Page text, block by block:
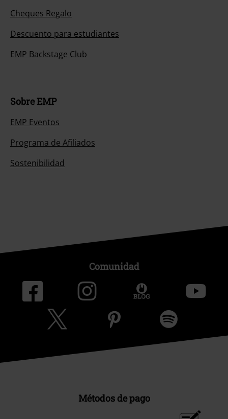
Cheques Regalo
Descuento para estudiantes
EMP Backstage Club
Sobre EMP
EMP Eventos
Programa de Afiliados
Sostenibilidad
Comunidad
Métodos de pago